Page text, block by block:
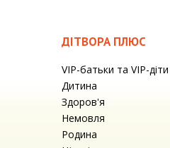
ДІТВОРА ПЛЮС
VIP-батьки та VIP-діти
Дитина
Здоров'я
Немовля
Родина